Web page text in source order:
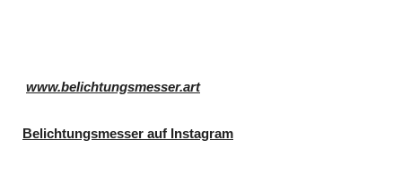
www.belichtungsmesser.art
Belichtungsmesser auf Instagram